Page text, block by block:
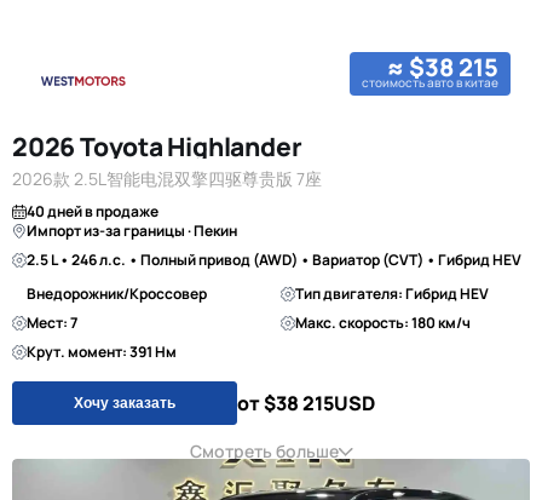
≈ $38 215
стоимость авто в китае
2026 Toyota Highlander
2026款 2.5L智能电混双擎四驱尊贵版 7座
40 дней в продаже
Импорт из-за границы · Пекин
2.5 L • 246 л.с. • Полный привод (AWD) • Вариатор (CVT) • Гибрид HEV
Внедорожник/Кроссовер
Тип двигателя: Гибрид HEV
Мест: 7
Макс. скорость: 180 км/ч
Крут. момент: 391 Нм
Хочу заказать от $38 215USD
Смотреть больше